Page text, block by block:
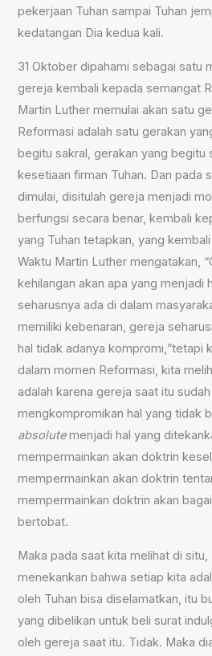
pekerjaan Tuhan sampai Tuhan
kedatangan Dia kedua kali.
31 Oktober dipahami sebagai satu
gereja kembali kepada semangat
Martin Luther memulai akan satu
Reformasi adalah satu gerakan
begitu sakral, gerakan yang begitu
kesetiaan firman Tuhan. Dan pada
dimulai, disitulah gereja menjadi
berfungsi secara benar, kembali
yang Tuhan tetapkan, yang
Waktu Martin Luther mengatakan,
kehilangan akan apa yang menjadi
seharusnya ada di dalam
memiliki kebenaran, gereja
hal tidak adanya kompromi,”tetapi
dalam momen Reformasi, kita
adalah karena gereja saat itu
mengkompromikan hal yang tidak
absolutemenjadi hal yang
mempermainkan akan doktrin
mempermainkan akan doktrin
mempermainkan doktrin akan
bertobat.
Maka pada saat kita melihat di
menekankan bahwa setiap kita
oleh Tuhan bisa diselamatkan, itu
yang dibelikan untuk beli surat
oleh gereja saat itu. Tidak. Maka